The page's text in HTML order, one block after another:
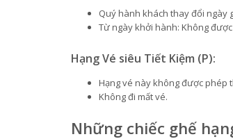
Quý hành khách thay đổi ngày
Từ ngày khởi hành: Không
Hạng Vé siêu Tiết Kiệm (P):
Hạng vé này không được phép
Không đi mất vé.
Những chiếc ghế